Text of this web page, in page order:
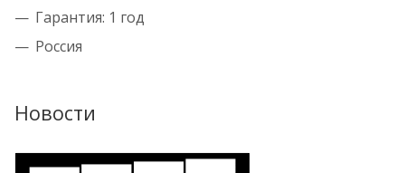
Гарантия: 1 год
Россия
Новости